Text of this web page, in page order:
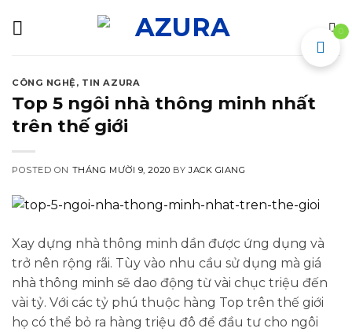
CÔNG NGHỆ , TIN AZURA
Top 5 ngôi nhà thông minh nhất
trên thế giới
POSTED ON THÁNG MƯỜI 9, 2020 BYJACK GIANG
Xay dựng nhà thông minh dần được ứng dụng và
trở nên rộng rãi. Tùy vào nhu cầu sử dụng mà giá
nhà thông minh sẽ dao động từ vài chục triệu đến
vài tỷ. Với các tỷ phú thuộc hàng Top trên thế giới
họ có thể bỏ ra hàng triệu đô để đầu tư cho ngôi
0